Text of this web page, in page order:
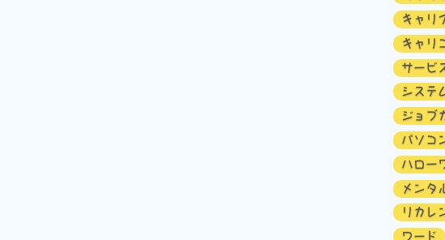
キャリ
キャリ
サービ
システ
ジョブ
パソコ
ハロー
メンタ
リカレ
ワード